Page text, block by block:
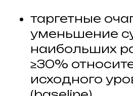
таргетные
уменьшение
наибольших
≥30%
исходного